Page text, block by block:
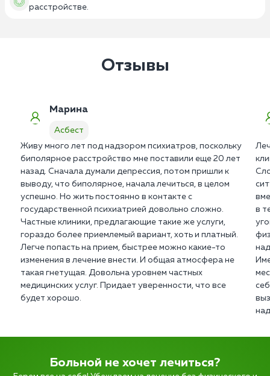
расстройстве.
Отзывы
Марина
Асбест
Живу много лет под надзором психиатров, поскольку
биполярное расстройство мне поставили еще 20 лет
назад. Сначала думали депрессия, потом пришли к
выводу, что биполярное, начала лечиться, в целом
успешно. Но жить постоянно в контакте с
государственной психиатрией довольно сложно.
Частные клиники, предлагающие такие же услуги,
гораздо более приемлемый вариант, хоть и платный.
Легче попасть на прием, быстрее можно какие-то
изменения в лечение внести. И общая атмосфера не
такая гнетущая. Довольна уровнем частных
медицинских услуг. Придает уверенности, что все
будет хорошо.
в
Больной не хочет лечиться?